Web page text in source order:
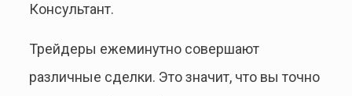
Консультант.
Трейдеры ежеминутно совершают
различные сделки. Это значит, что вы точно